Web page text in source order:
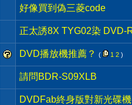
好像買到偽三菱code
正太誘8X TYG02染 DVD-
DVD播放機推薦？ ( 1 2 )
請問BDR-S09XLB
DVDFab終身版對新光碟